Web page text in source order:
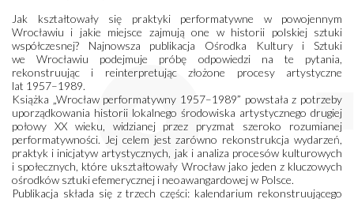
Jak kształtowały się praktyki performatywne w powojennym
Wrocławiu i jakie miejsce zajmują one w historii polskiej sztuki
współczesnej? Najnowsza publikacja Ośrodka Kultury i Sztuki
we Wrocławiu podejmuje próbę odpowiedzi na te pytania,
rekonstruując i reinterpretując złożone procesy artystyczne
lat 1957–1989.
Książka „Wrocław performatywny 1957–1989” powstała z potrzeby
uporządkowania historii lokalnego środowiska artystycznego drugiej
połowy XX wieku, widzianej przez pryzmat szeroko rozumianej
performatywności. Jej celem jest zarówno rekonstrukcja wydarzeń,
praktyk i inicjatyw artystycznych, jak i analiza procesów kulturowych
i społecznych, które ukształtowały Wrocław jako jeden z kluczowych
ośrodków sztuki efemerycznej i neoawangardowej w Polsce.
Publikacja składa się z trzech części: kalendarium rekonstruującego